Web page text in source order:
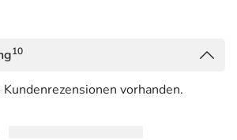
10
Kundenrezensionen vorhanden.